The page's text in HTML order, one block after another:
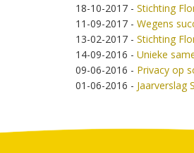
18-10-2017 - Stichting
11-09-2017 - Wegens
13-02-2017 - Stichting
14-09-2016 - Unieke
09-06-2016 - Privacy op
01-06-2016 - Jaarverslag